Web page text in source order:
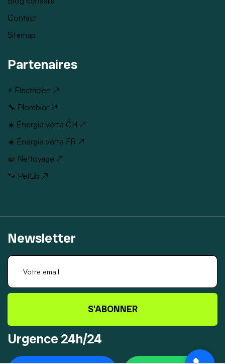
Contact
Sitemap
Partenaires
⚡ Électricien ↗
🔧 Plombier ↗
☀️ Énergie verte CH ↗
☀️ Énergie verte FR ↗
🧽 Nettoyage ↗
🐾 PetLib ↗
Newsletter
S'ABONNER
Urgence 24h/24